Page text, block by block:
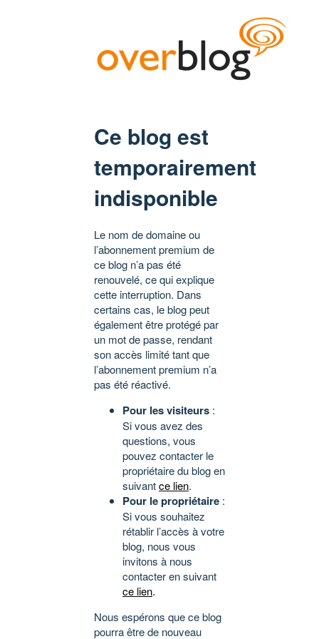
Ce blog est
temporairement
indisponible
Le nom de domaine ou
l’abonnement premium de
ce blog n’a pas été
renouvelé, ce qui explique
cette interruption. Dans
certains cas, le blog peut
également être protégé par
un mot de passe, rendant
son accès limité tant que
l’abonnement premium n’a
pas été réactivé.
Pour les visiteurs :
Si vous avez des
questions, vous
pouvez contacter le
propriétaire du blog en
suivantce lien.
Pour le propriétaire :
Si vous souhaitez
rétablir l’accès à votre
blog, nous vous
invitons à nous
contacter en suivant
ce lien.
Nous espérons que ce blog
pourra être de nouveau